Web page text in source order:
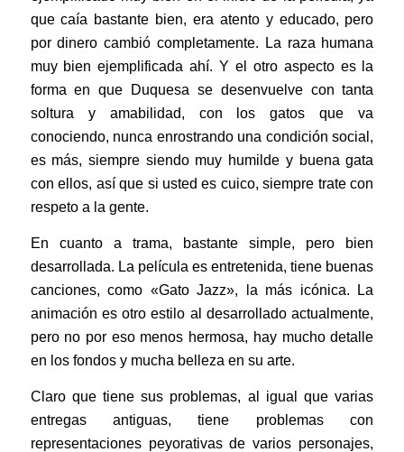
que caía bastante bien, era atento y educado, pero
por dinero cambió completamente. La raza humana
muy bien ejemplificada ahí. Y el otro aspecto es la
forma en que Duquesa se desenvuelve con tanta
soltura y amabilidad, con los gatos que va
conociendo, nunca enrostrando una condición social,
es más, siempre siendo muy humilde y buena gata
con ellos, así que si usted es cuico, siempre trate con
respeto a la gente.
En cuanto a trama, bastante simple, pero bien
desarrollada. La película es entretenida, tiene buenas
canciones, como «Gato Jazz», la más icónica. La
animación es otro estilo al desarrollado actualmente,
pero no por eso menos hermosa, hay mucho detalle
en los fondos y mucha belleza en su arte.
Claro que tiene sus problemas, al igual que varias
entregas antiguas, tiene problemas con
representaciones peyorativas de varios personajes,